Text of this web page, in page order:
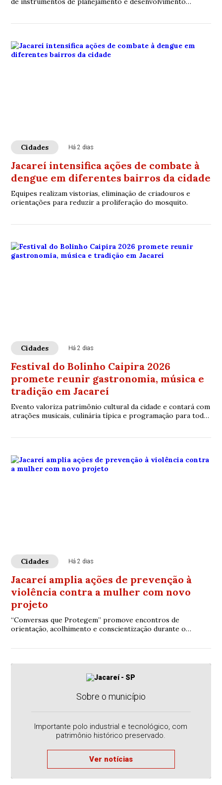
Cidades Há 2 dias
Jacareí intensifica ações de combate à
dengue em diferentes bairros da cidade
Equipes realizam vistorias, eliminação de criadouros e
orientações para reduzir a proliferação do mosquito.
Cidades Há 2 dias
Festival do Bolinho Caipira 2026
promete reunir gastronomia, música e
tradição em Jacareí
Evento valoriza patrimônio cultural da cidade e contará com
atrações musicais, culinária típica e programação para toda
Cidades Há 2 dias
Jacareí amplia ações de prevenção à
violência contra a mulher com novo
projeto
“Conversas que Protegem” promove encontros de
orientação, acolhimento e conscientização durante o
Sobre o município
Importante polo industrial e tecnológico, com
patrimônio histórico preservado.
Ver notícias